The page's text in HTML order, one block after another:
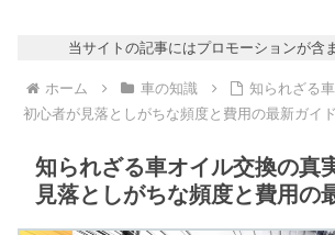
当サイトの記事にはプロモーションが含
ホーム 車の知識
知られざる
初心者が見落としがちな頻度と費用の最新ガイド
知られざる車オイル交換の真
見落としがちな頻度と費用の